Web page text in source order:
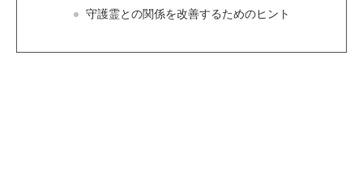
守護霊との関係を改善するためのヒント